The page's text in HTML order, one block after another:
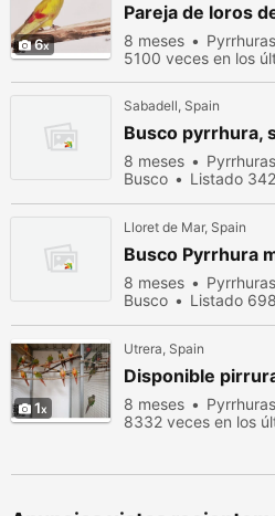
6
Pareja de loros
8 meses Pyrrhuras
5100 veces en los
Sabadell, Spain
Busco pyrrhura,
8 meses Pyrrhuras
Busco
Listado
Lloret de Mar, Spain
Busco Pyrrhura
8 meses Pyrrhuras
Busco
Listado
1
Utrera, Spain
Disponible
8 meses Pyrrhuras
8332 veces en los